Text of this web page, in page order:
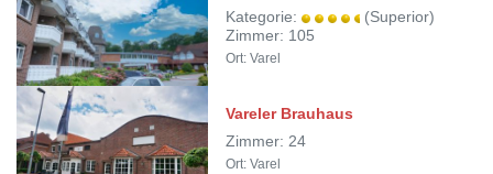
Kategorie:
(Superior)
Zimmer: 105
Ort: Varel
Vareler Brauhaus
Zimmer: 24
Ort: Varel